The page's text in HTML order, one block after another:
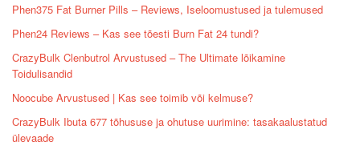
Phen375 Fat Burner Pills – Reviews, Iseloomustused ja tulemused
Phen24 Reviews – Kas see tõesti Burn Fat 24 tundi?
CrazyBulk Clenbutrol Arvustused – The Ultimate lõikamine
Toidulisandid
Noocube Arvustused | Kas see toimib või kelmuse?
CrazyBulk Ibuta 677 tõhususe ja ohutuse uurimine: tasakaalustatud
ülevaade